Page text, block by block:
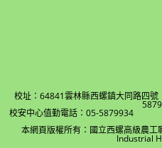
校址：64841雲林縣西螺鎮大同路
校安中心值勤電話：05-5879934
本網頁版權所有：國立西螺高級農
Industrial